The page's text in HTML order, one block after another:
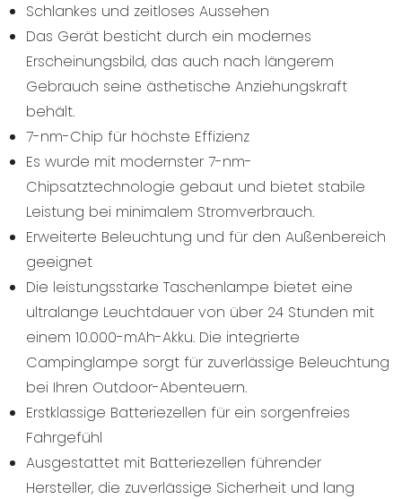
Schlankes und zeitloses Aussehen
Das Gerät besticht durch ein modernes
Erscheinungsbild, das auch nach längerem
Gebrauch seine ästhetische Anziehungskraft
behält.
7-nm-Chip für höchste Effizienz
Es wurde mit modernster 7-nm-
Chipsatztechnologie gebaut und bietet stabile
Leistung bei minimalem Stromverbrauch.
Erweiterte Beleuchtung und für den Außenbereich
geeignet
Die leistungsstarke Taschenlampe bietet eine
ultralange Leuchtdauer von über 24 Stunden mit
einem 10.000-mAh-Akku. Die integrierte
Campinglampe sorgt für zuverlässige Beleuchtung
bei Ihren Outdoor-Abenteuern.
Erstklassige Batteriezellen für ein sorgenfreies
Fahrgefühl
Ausgestattet mit Batteriezellen führender
Hersteller, die zuverlässige Sicherheit und lang